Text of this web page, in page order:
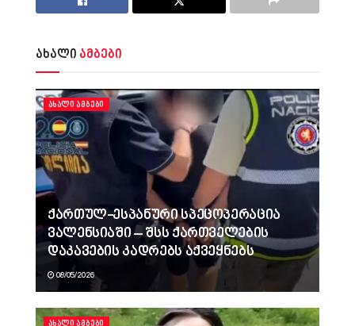
ახალი ამბები
ᲐᲮᲐᲚᲘ ᲐᲛᲑᲔᲑᲘ
ქართულ-ესპანური სპეცოპერაცია
ვალენსიაში – შსს ქართველების
დაკავების კადრებს აქვეყნებს
08/05/2026
ᲐᲮᲐᲚᲘ ᲐᲛᲑᲔᲑᲘ